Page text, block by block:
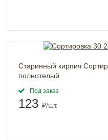
Старинный кирпич
полнотелый
Под заказ
123 ₽/шт.